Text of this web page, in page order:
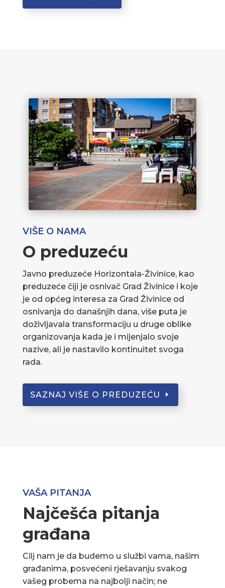
VIŠE O NAMA
O preduzeću
Javno preduzeće Horizontala-Živinice, kao
preduzeće čiji je osnivač Grad Živinice i koje
je od općeg interesa za Grad Živinice od
osnivanja do današnjih dana, više puta je
doživljavala transformaciju u druge oblike
organizovanja kada je i mijenjalo svoje
nazive, ali je nastavilo kontinuitet svoga
rada.
SAZNAJ VIŠE O PREDUZEĆU
VAŠA PITANJA
Najčešća pitanja
građana
Cilj nam je da budemo u službi vama, našim
građanima, posvećeni rješavanju svakog
vašeg probema na najbolji način; ne